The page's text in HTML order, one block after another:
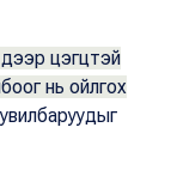
дээр цэгцтэй
нь ойлгох